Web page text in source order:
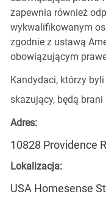
zapewnia również
wykwalifikowanym
zgodnie z ustawą
obowiązującym
Kandydaci, którzy
skazujący, będą
Adres:
10828 Providence
Lokalizacja:
USA Homesense